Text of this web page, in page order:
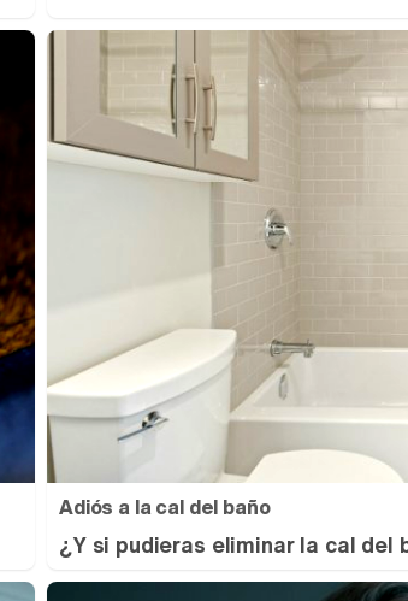
Adiós a la cal del baño
¿Y si pudieras eliminar la cal del